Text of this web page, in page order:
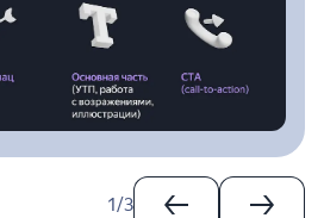
1/3